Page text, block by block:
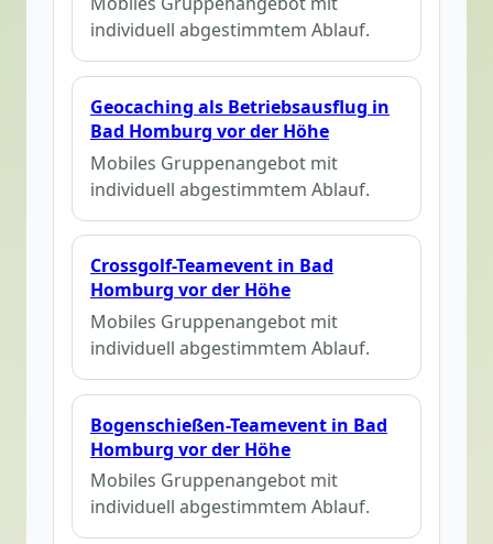
individuell abgestimmtem Ablauf.
Geocaching als Betriebsausflug in
Bad Homburg vor der Höhe
Mobiles Gruppenangebot mit
individuell abgestimmtem Ablauf.
Crossgolf-Teamevent in Bad
Homburg vor der Höhe
Mobiles Gruppenangebot mit
individuell abgestimmtem Ablauf.
Bogenschießen-Teamevent in Bad
Homburg vor der Höhe
Mobiles Gruppenangebot mit
individuell abgestimmtem Ablauf.